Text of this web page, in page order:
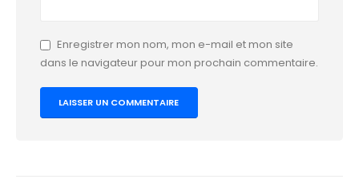
Enregistrer mon nom, mon e-mail et mon site
dans le navigateur pour mon prochain commentaire.